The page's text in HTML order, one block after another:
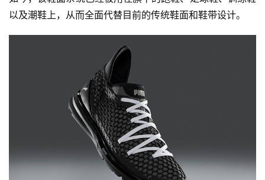
以及潮鞋上，从而全面代替目前的传统鞋面和鞋带设计。